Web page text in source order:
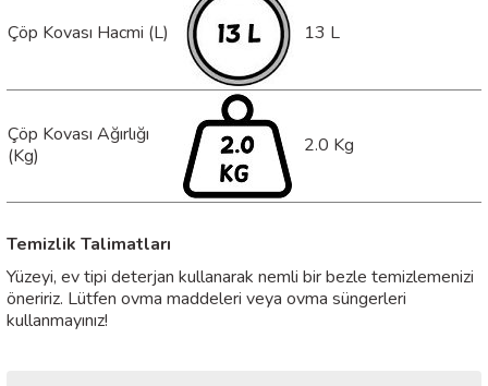
Çöp Kovası Hacmi (L) 13 L
Çöp Kovası Ağırlığı
(Kg)
2.0 Kg
Temizlik Talimatları
Yüzeyi, ev tipi deterjan kullanarak nemli bir bezle temizlemenizi
öneririz. Lütfen ovma maddeleri veya ovma süngerleri
kullanmayınız!